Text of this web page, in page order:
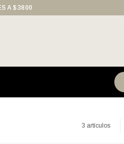
A $3800
3 artículos